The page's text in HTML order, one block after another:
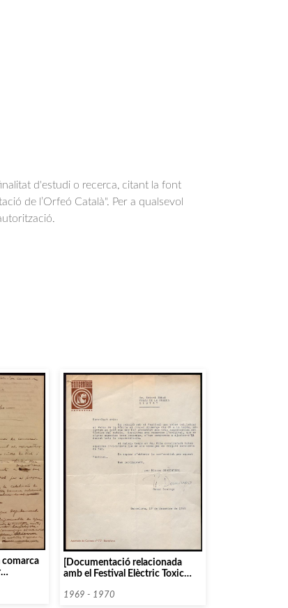
d'estudi o recerca, citant la font
de l’Orfeó Català". Per a qualsevol
comarca
[Documentació relacionada
amb el Festival Elèctric Toxic
1969 - 1970